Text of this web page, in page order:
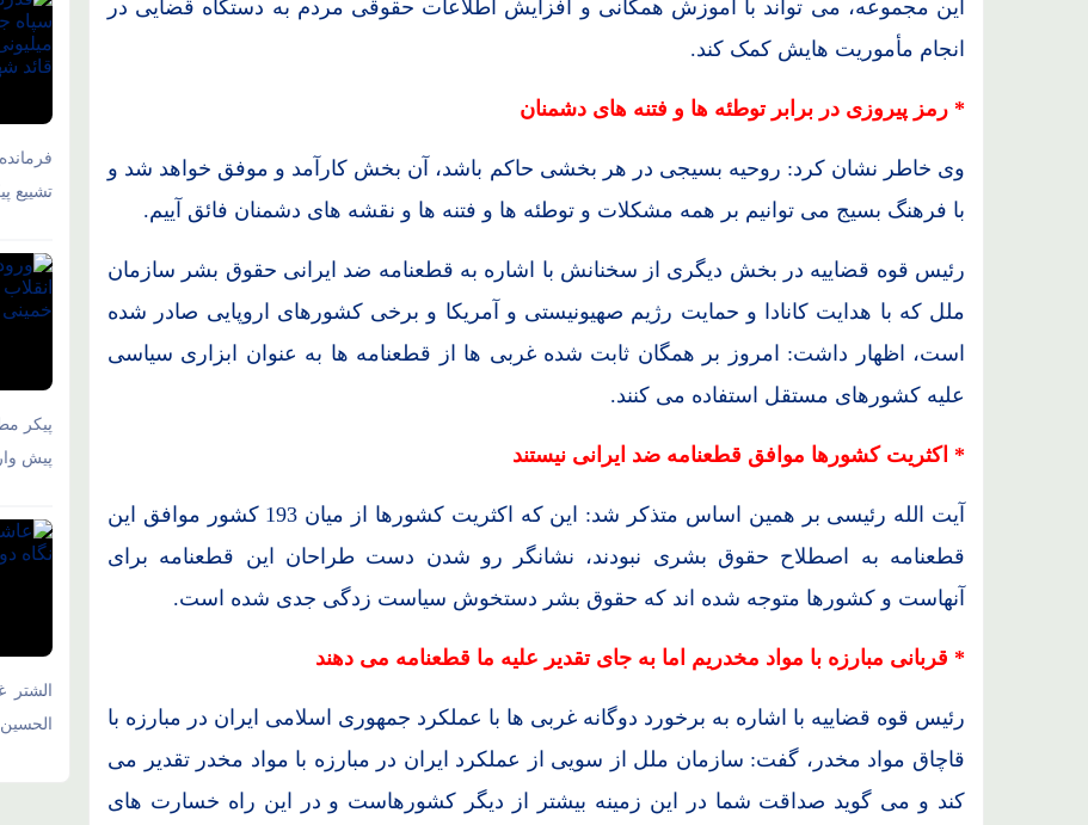
این مجموعه، می تواند با آموزش همگانی و افزایش اطلاعات حقوقی مردم به دستگاه قضایی در
انجام مأموریت هایش کمک کند.
* رمز پیروزی در برابر توطئه ها و فتنه های دشمنان
وی خاطر نشان کرد: روحیه بسیجی در هر بخشی حاکم باشد، آن بخش کارآمد و موفق خواهد شد و
با فرهنگ بسیج می توانیم بر همه مشکلات و توطئه ها و فتنه ها و نقشه های دشمنان فائق آییم.
رئیس قوه قضاییه در بخش دیگری از سخنانش با اشاره به قطعنامه ضد ایرانی حقوق بشر سازمان
ملل که با هدایت کانادا و حمایت رژیم صهیونیستی و آمریکا و برخی کشورهای اروپایی صادر شده
است، اظهار داشت: امروز بر همگان ثابت شده غربی ها از قطعنامه ها به عنوان ابزاری سیاسی
علیه کشورهای مستقل استفاده می کنند.
* اکثریت کشورها موافق قطعنامه ضد ایرانی نیستند
آیت الله رئیسی بر همین اساس متذکر شد: این که اکثریت کشورها از میان 193 کشور موافق این
قطعنامه به اصطلاح حقوق بشری نبودند، نشانگر رو شدن دست طراحان این قطعنامه برای
آنهاست و کشورها متوجه شده اند که حقوق بشر دستخوش سیاست زدگی جدی شده است.
* قربانی مبارزه با مواد مخدریم اما به جای تقدیر علیه ما قطعنامه می دهند
رئیس قوه قضاییه با اشاره به برخورد دوگانه غربی ها با عملکرد جمهوری اسلامی ایران در مبارزه با
قاچاق مواد مخدر، گفت: سازمان ملل از سویی از عملکرد ایران در مبارزه با مواد مخدر تقدیر می
کند و می گوید صداقت شما در این زمینه بیشتر از دیگر کشورهاست و در این راه خسارت های
تشییع
پیکر
پیش